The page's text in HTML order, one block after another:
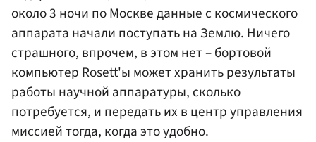
около 3 ночи по Москве данные с космического
аппарата начали поступать на Землю. Ничего
страшного, впрочем, в этом нет – бортовой
компьютер Rosett'ы может хранить результаты
работы научной аппаратуры, сколько
потребуется, и передать их в центр управления
миссией тогда, когда это удобно.